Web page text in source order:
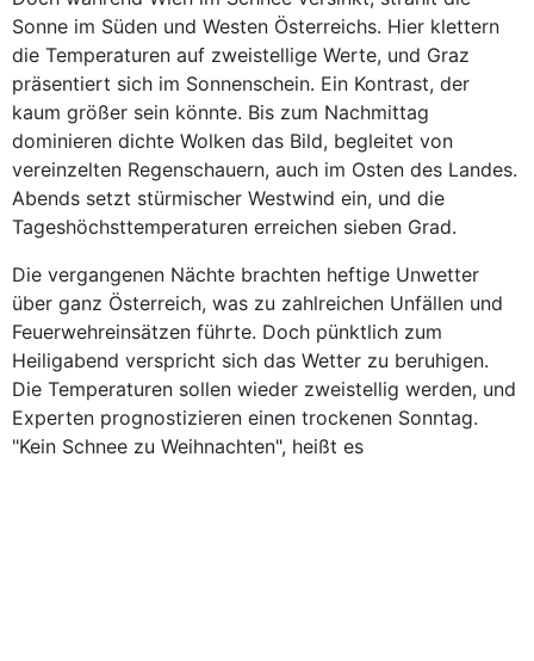
Sonne im Süden und Westen Österreichs. Hier klettern
die Temperaturen auf zweistellige Werte, und Graz
präsentiert sich im Sonnenschein. Ein Kontrast, der
kaum größer sein könnte. Bis zum Nachmittag
dominieren dichte Wolken das Bild, begleitet von
vereinzelten Regenschauern, auch im Osten des Landes.
Abends setzt stürmischer Westwind ein, und die
Tageshöchsttemperaturen erreichen sieben Grad.
Die vergangenen Nächte brachten heftige Unwetter
über ganz Österreich, was zu zahlreichen Unfällen und
Feuerwehreinsätzen führte. Doch pünktlich zum
Heiligabend verspricht sich das Wetter zu beruhigen.
Die Temperaturen sollen wieder zweistellig werden, und
Experten prognostizieren einen trockenen Sonntag.
"Kein Schnee zu Weihnachten", heißt es